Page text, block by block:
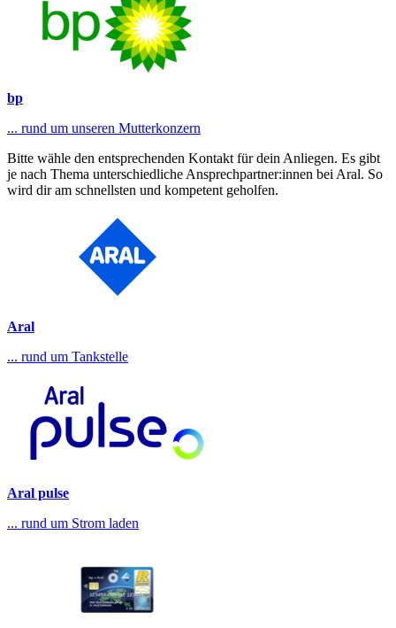
bp
... rund um unseren Mutterkonzern
Bitte wähle den entsprechenden Kontakt für dein Anliegen. Es gibt
je nach Thema unterschiedliche Ansprechpartner:innen bei Aral. So
wird dir am schnellsten und kompetent geholfen.
Aral
... rund um Tankstelle
Aral pulse
... rund um Strom laden